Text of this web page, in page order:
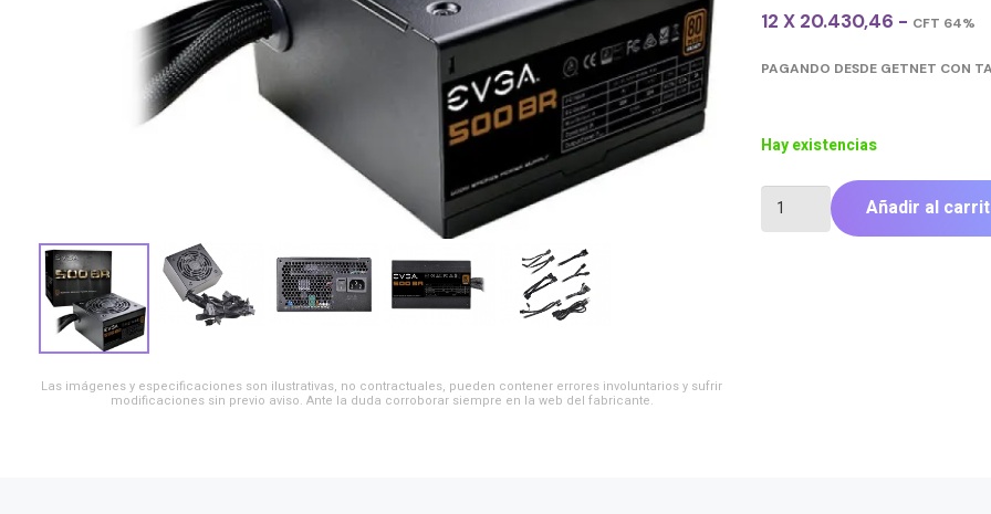
Las imágenes y especificaciones son ilustrativas, no contractuales, pueden contener errores involuntarios y sufrir
modificaciones sin previo aviso. Ante la duda corroborar siempre en la web del fabricante.
12 X 20.430,46 - CFT 64%
PAGANDO DESDE GETNET CON
Hay existencias
FUENTE
GAMER
EVGA
Añadir al